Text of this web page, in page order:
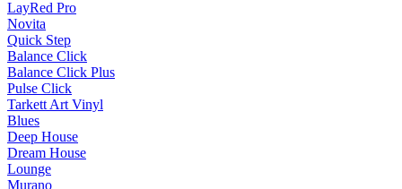
LayRed Pro
Novita
Quick Step
Balance Click
Balance Click Plus
Pulse Click
Tarkett Art Vinyl
Blues
Deep House
Dream House
Lounge
Murano